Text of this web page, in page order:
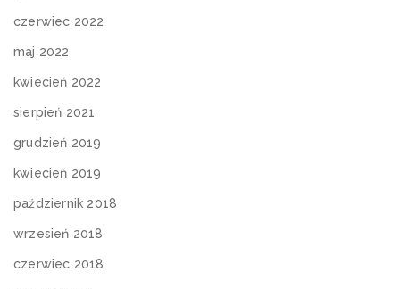
czerwiec 2022
maj 2022
kwiecień 2022
sierpień 2021
grudzień 2019
kwiecień 2019
październik 2018
wrzesień 2018
czerwiec 2018